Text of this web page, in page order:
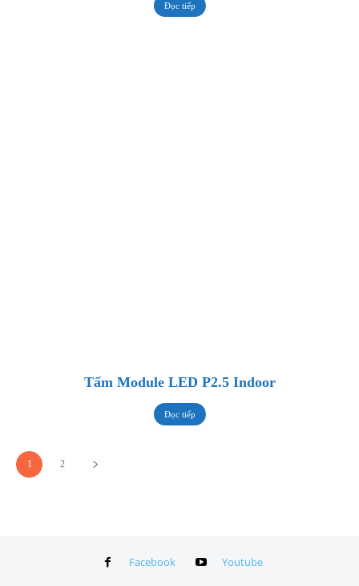
Đọc tiếp
Tấm Module LED P2.5 Indoor
Đọc tiếp
1 2
Facebook Youtube